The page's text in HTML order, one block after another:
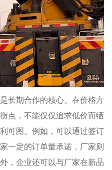
长期合作的核心。在价格方
点，不能仅仅追求低价而牺
可图。例如，可以通过签订
一定的订单量承诺，厂家则
，企业还可以与厂家在新品